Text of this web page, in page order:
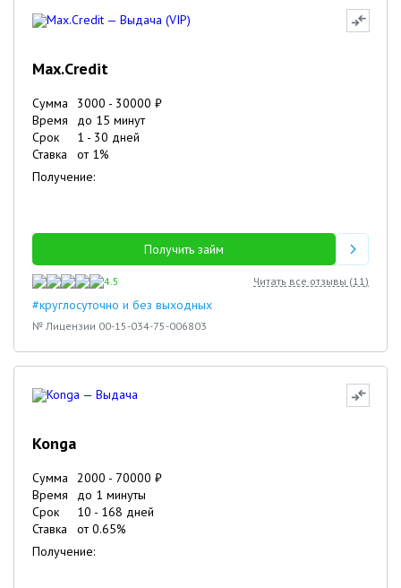
Max.Credit
Сумма 3000 - 30000 ₽
Время
до 15 минут
Срок
1 - 30 дней
Ставка
от 1%
Получение:
Получить займ
4.5 Читать все отзывы (11)
#круглосуточно и без выходных
№ Лицензии 00-15-034-75-006803
Konga
Сумма 2000 - 70000 ₽
Время
до 1 минуты
Срок
10 - 168 дней
Ставка
от0.65%
Получение: